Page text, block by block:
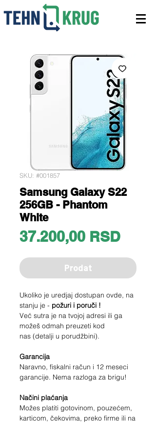
SKU: #001857
Samsung Galaxy S22
256GB - Phantom
White
37.200,00 RSDPrice
Prodat
Ukoliko je uredjaj dostupan ovde, na
stanju je - požuri i poruči !
Već sutra je na tvojoj adresi ili ga
možeš odmah preuzeti kod
nas (detalji u porudžbini).
Garancija
Naravno, fiskalni račun i 12 meseci
garancije. Nema razloga za brigu!
Načini plaćanja
Možes platiti gotovinom, pouzećem,
karticom, čekovima, preko firme ili na